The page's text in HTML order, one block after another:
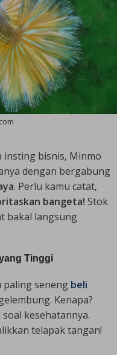
insting bisnis, Minmo
dengan bergabung
. Perlu kamu catat,
bangeta! Stok
bakal langsung
Tinggi
seneng beli
Kenapa?
kesehatannya.
telapak tangan!